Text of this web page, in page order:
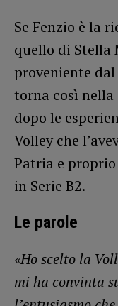
Se Fenzio è la
quello di Stella
proveniente
torna così
dopo le
Volley che
Patria e
in Serie B2.
Le parole
«Ho scelto la
mi ha convinta